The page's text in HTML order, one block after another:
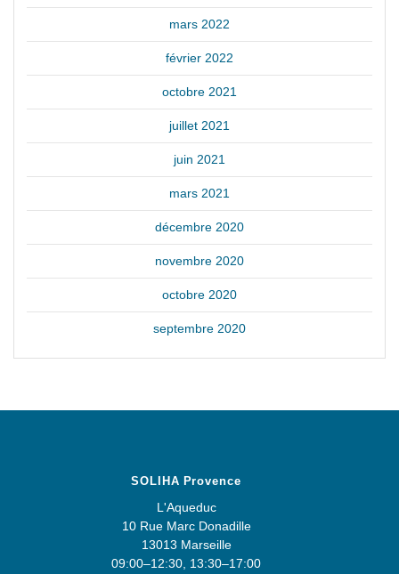
mars 2022
février 2022
octobre 2021
juillet 2021
juin 2021
mars 2021
décembre 2020
novembre 2020
octobre 2020
septembre 2020
SOLIHA Provence
L'Aqueduc
10 Rue Marc Donadille
13013 Marseille
09:00–12:30, 13:30–17:00